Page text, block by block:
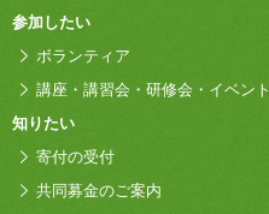
参加したい
ボランティア
講座・講習会・研修会・イベント
知りたい
寄付の受付
共同募金のご案内